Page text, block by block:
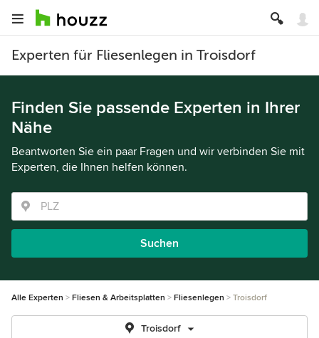
Experten für Fliesenlegen in Troisdorf
Finden Sie passende Experten in Ihrer
Nähe
Beantworten Sie ein paar Fragen und wir verbinden Sie mit
Experten, die Ihnen helfen können.
Suchen
Alle Experten Fliesen & Arbeitsplatten Fliesenlegen Troisdorf
Troisdorf